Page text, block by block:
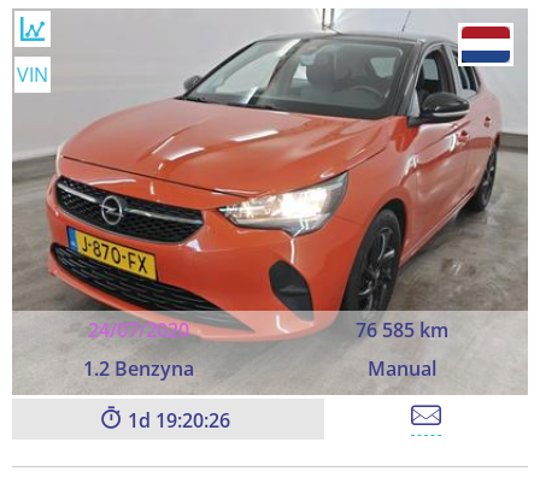
24/07/2020
76 585 km
1.2 Benzyna
Manual
VIN
1 19:20:26